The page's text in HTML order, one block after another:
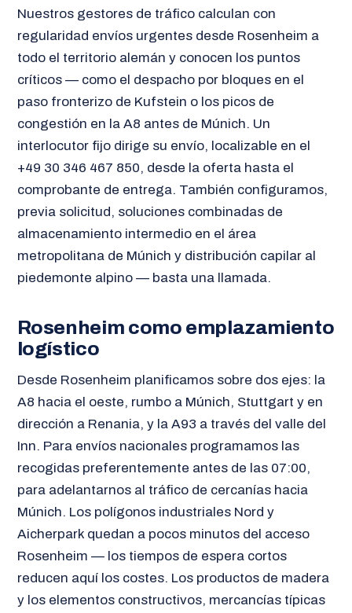
Nuestros gestores de tráfico calculan con
regularidad envíos urgentes desde Rosenheim a
todo el territorio alemán y conocen los puntos
críticos — como el despacho por bloques en el
paso fronterizo de Kufstein o los picos de
congestión en la A8 antes de Múnich. Un
interlocutor fijo dirige su envío, localizable en el
+49 30 346 467 850, desde la oferta hasta el
comprobante de entrega. También configuramos,
previa solicitud, soluciones combinadas de
almacenamiento intermedio en el área
metropolitana de Múnich y distribución capilar al
piedemonte alpino — basta una llamada.
Rosenheim como emplazamiento
logístico
Desde Rosenheim planificamos sobre dos ejes: la
A8 hacia el oeste, rumbo a Múnich, Stuttgart y en
dirección a Renania, y la A93 a través del valle del
Inn. Para envíos nacionales programamos las
recogidas preferentemente antes de las 07:00,
para adelantarnos al tráfico de cercanías hacia
Múnich. Los polígonos industriales Nord y
Aicherpark quedan a pocos minutos del acceso
Rosenheim — los tiempos de espera cortos
reducen aquí los costes. Los productos de madera
y los elementos constructivos, mercancías típicas